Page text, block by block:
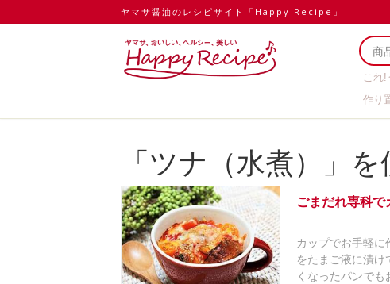
ヤマサ醤油のレシピサイト「Happy Recipe」
これ!
作り
「ツナ（水煮）」
ごまだれ専科
カップでお手軽
をたまご液に漬
くなったパンでも